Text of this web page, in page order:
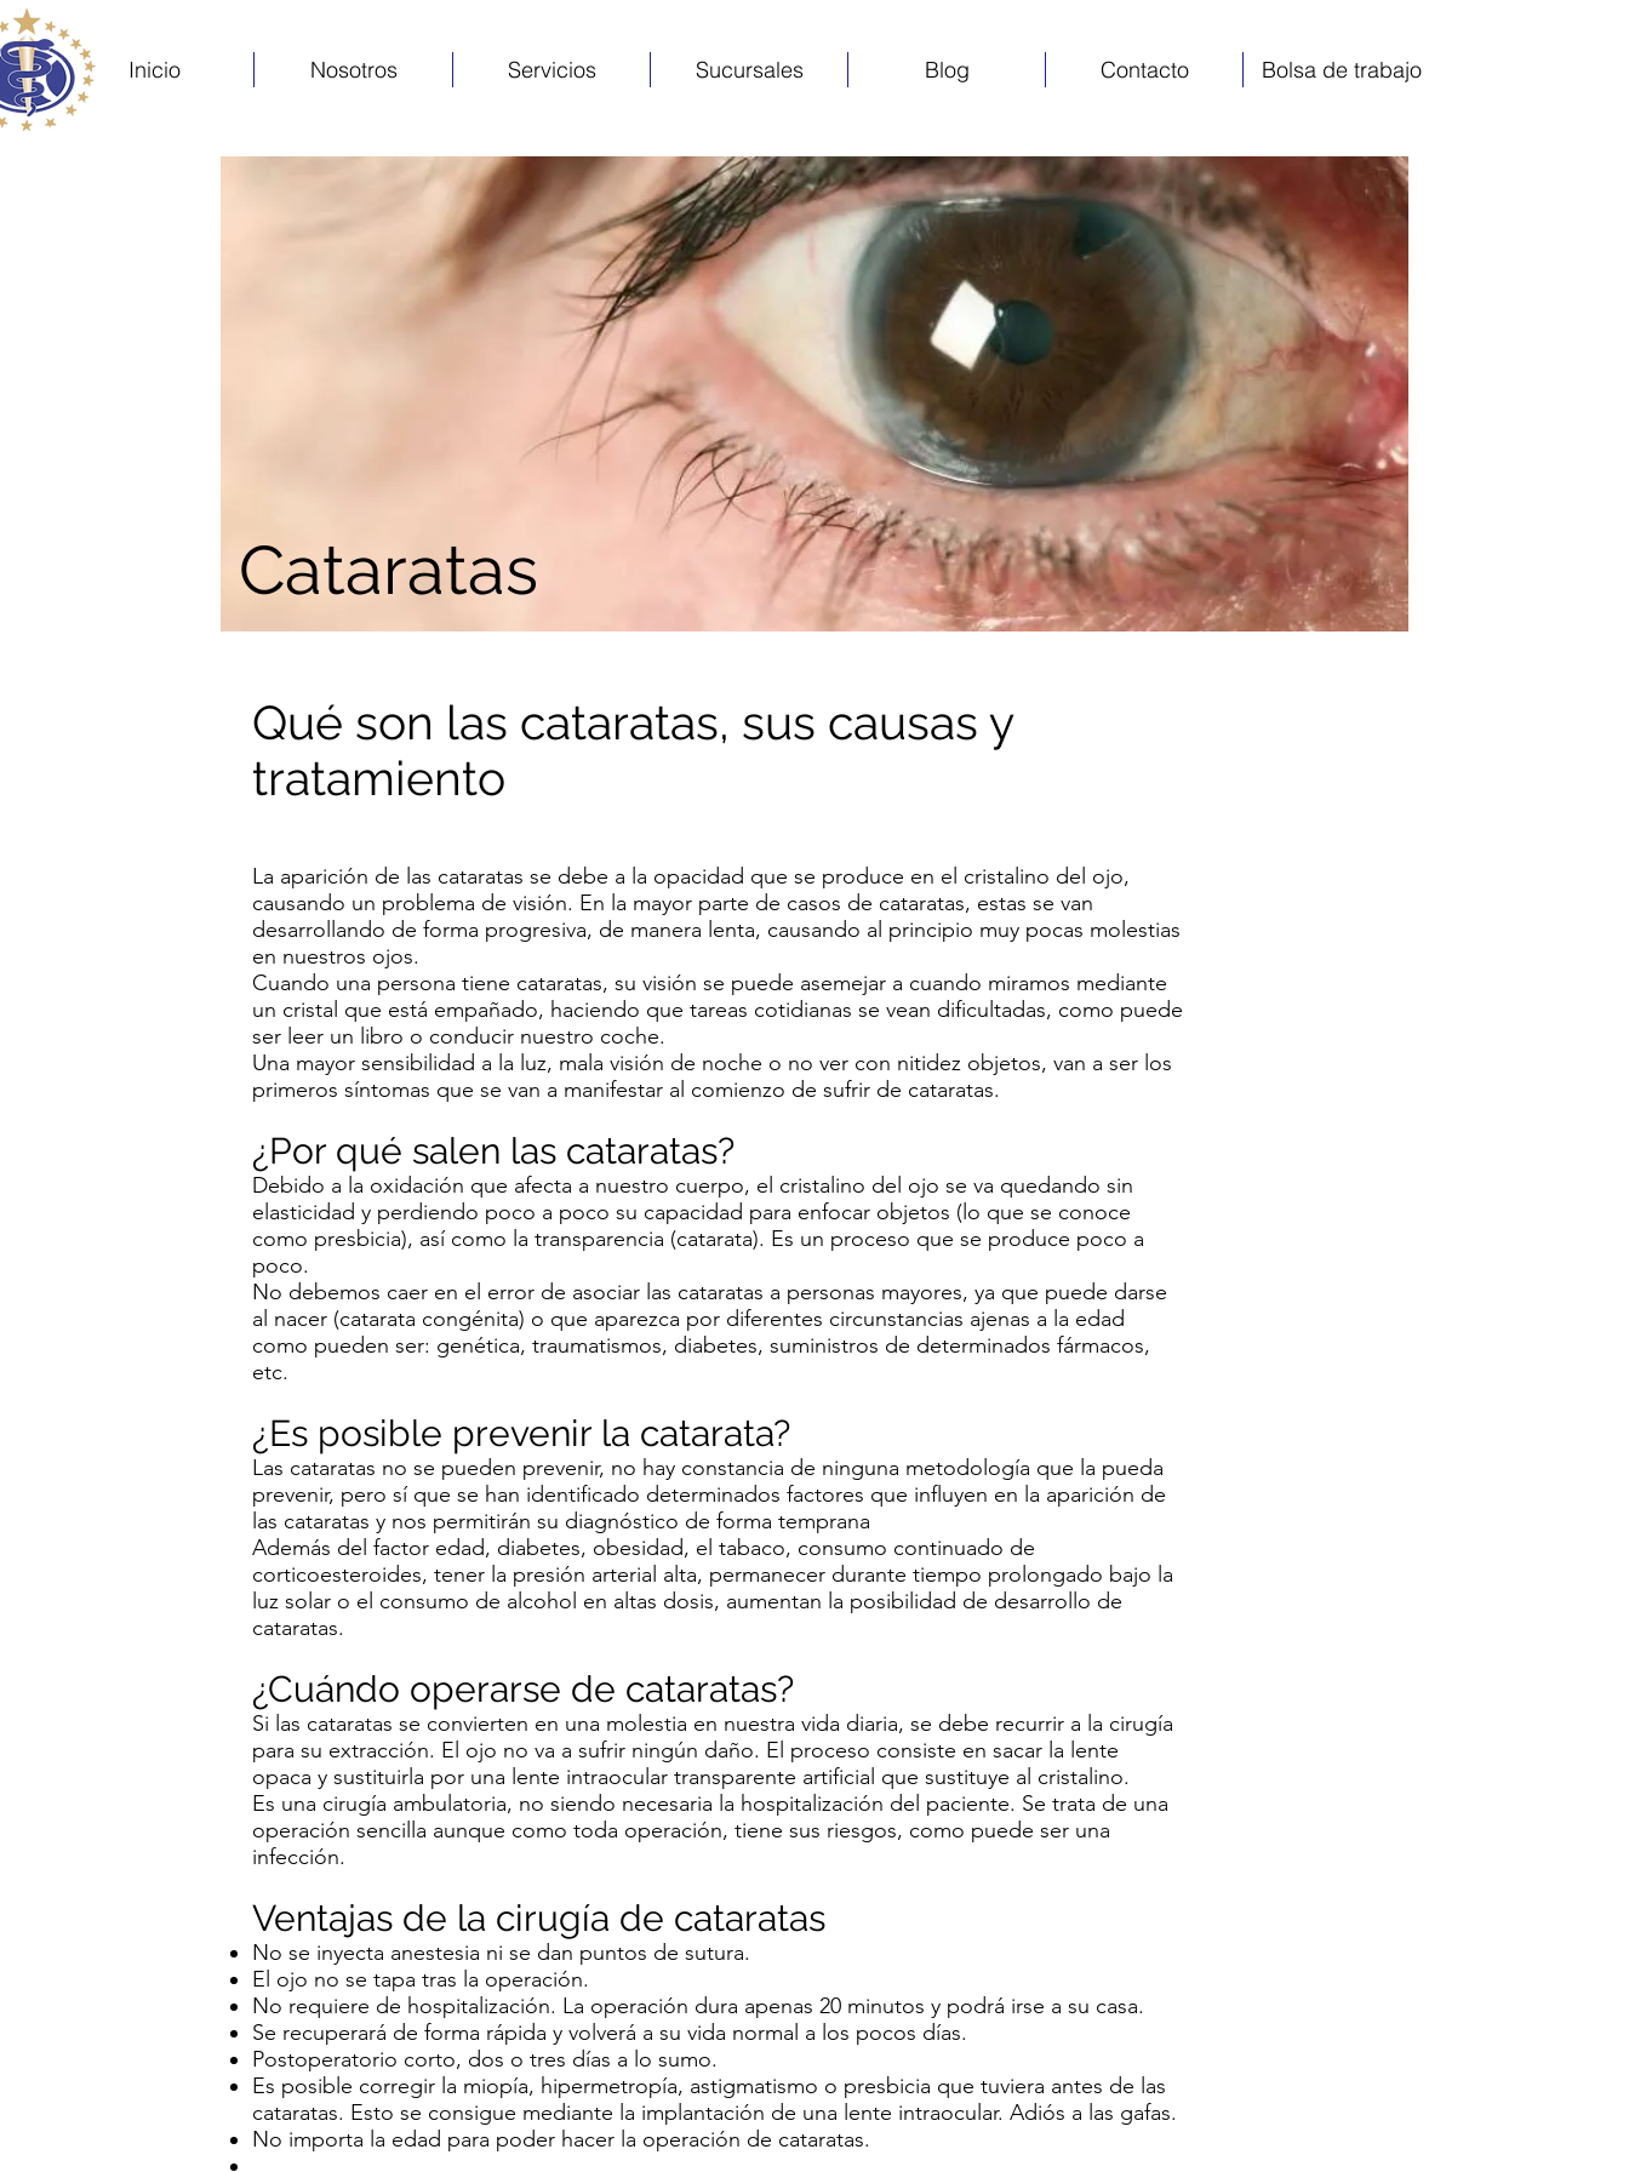
Inicio Nosotros Servicios Sucursales Blog Contacto Bolsa de trabajo
Cataratas
Qué son las cataratas, sus causas y
tratamiento
La aparición de las cataratas se debe a la opacidad que se produce en el cristalino del ojo,
causando un problema de visión. En la mayor parte de casos de cataratas, estas se van
desarrollando de forma progresiva, de manera lenta, causando al principio muy pocas molestias
en nuestros ojos.
Cuando una persona tiene cataratas, su visión se puede asemejar a cuando miramos mediante
un cristal que está empañado, haciendo que tareas cotidianas se vean dificultadas, como puede
ser leer un libro o conducir nuestro coche.
Una mayor sensibilidad a la luz, mala visión de noche o no ver con nitidez objetos, van a ser los
primeros síntomas que se van a manifestar al comienzo de sufrir de cataratas.
¿Por qué salen las cataratas?
Debido a la oxidación que afecta a nuestro cuerpo, el cristalino del ojo se va quedando sin
elasticidad y perdiendo poco a poco su capacidad para enfocar objetos (lo que se conoce
como presbicia), así como la transparencia (catarata). Es un proceso que se produce poco a
poco.
No debemos caer en el error de asociar las cataratas a personas mayores, ya que puede darse
al nacer (catarata congénita) o que aparezca por diferentes circunstancias ajenas a la edad
como pueden ser: genética, traumatismos, diabetes, suministros de determinados fármacos,
etc.
¿Es posible prevenir la catarata?
Las cataratas no se pueden prevenir, no hay constancia de ninguna metodología que la pueda
prevenir, pero sí que se han identificado determinados factores que influyen en la aparición de
las cataratas y nos permitirán su diagnóstico de forma temprana
Además del factor edad, diabetes, obesidad, el tabaco, consumo continuado de
corticoesteroides, tener la presión arterial alta, permanecer durante tiempo prolongado bajo la
luz solar o el consumo de alcohol en altas dosis, aumentan la posibilidad de desarrollo de
cataratas.
¿Cuándo operarse de cataratas?
Si las cataratas se convierten en una molestia en nuestra vida diaria, se debe recurrir a la cirugía
para su extracción. El ojo no va a sufrir ningún daño. El proceso consiste en sacar la lente
opaca y sustituirla por una lente intraocular transparente artificial que sustituye al cristalino.
Es una cirugía ambulatoria, no siendo necesaria la hospitalización del paciente. Se trata de una
operación sencilla aunque como toda operación, tiene sus riesgos, como puede ser una
infección.
Ventajas de la cirugía de cataratas
No se inyecta anestesia ni se dan puntos de sutura.
El ojo no se tapa tras la operación.
No requiere de hospitalización. La operación dura apenas 20 minutos y podrá irse a su casa.
Se recuperará de forma rápida y volverá a su vida normal a los pocos días.
Postoperatorio corto, dos o tres días a lo sumo.
Es posible corregir la miopía, hipermetropía, astigmatismo o presbicia que tuviera antes de las
cataratas. Esto se consigue mediante la implantación de una lente intraocular. Adiós a las gafas.
No importa la edad para poder hacer la operación de cataratas.